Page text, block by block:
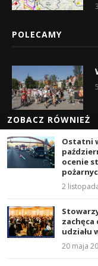
POLECAMY
ZOBACZ RÓWNIEŻ
Ostatni
ocenie
2
zachęca
udziału
20 maja